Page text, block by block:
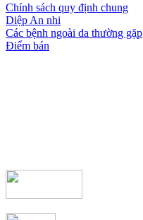
Chính sách quy định chung
Diệp An nhi
Các bệnh ngoài da thường gặp
Điểm bán